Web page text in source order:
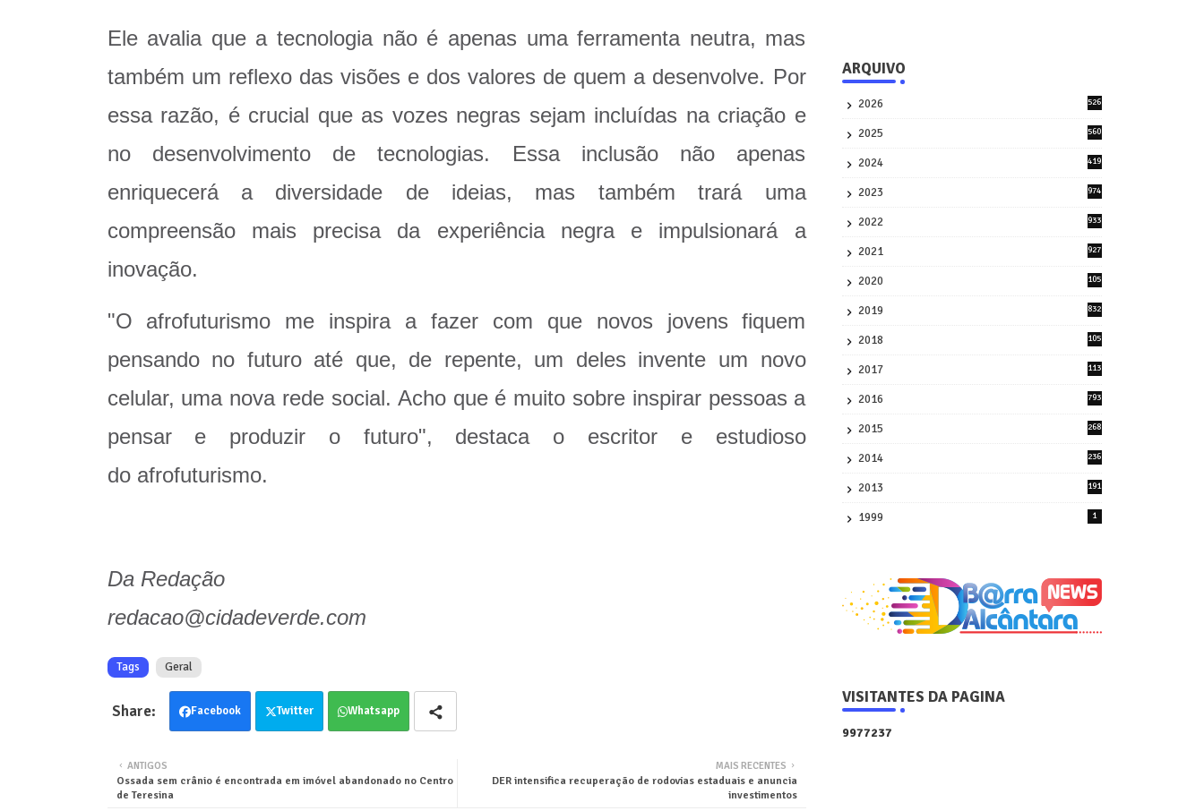
Ele avalia que a tecnologia não é apenas uma ferramenta neutra, mas
também um reflexo das visões e dos valores de quem a desenvolve. Por
essa razão, é crucial que as vozes negras sejam incluídas na criação e
no desenvolvimento de tecnologias. Essa inclusão não apenas
enriquecerá a diversidade de ideias, mas também trará uma
compreensão mais precisa da experiência negra e impulsionará a
inovação.
"O afrofuturismo me inspira a fazer com que novos jovens fiquem
pensando no futuro até que, de repente, um deles invente um novo
celular, uma nova rede social. Acho que é muito sobre inspirar pessoas a
pensar e produzir o futuro", destaca o escritor e estudioso
do afrofuturismo.
Da Redação
redacao@cidadeverde.com
Tags Geral
Facebook Twitter Whatsapp
MAIS RECENTES
DER intensifica recuperação de rodovias estaduais e anuncia
investimentos
ANTIGOS
Ossada sem crânio é encontrada em imóvel abandonado no Centro
de Teresina
ARQUIVO
2026
526
2025
560
2024
419
2023
974
2022
933
2021
927
2020
105
2019
832
2018
105
2017
113
2016
793
2015
268
2014
236
2013
191
1999 1
VISITANTES DA PAGINA
9977237